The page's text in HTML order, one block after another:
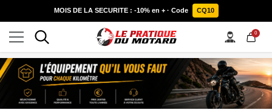
SKIP TO CONTENT
MOIS DE LA SECURITE : -10% en + · Code CQ10
00
items